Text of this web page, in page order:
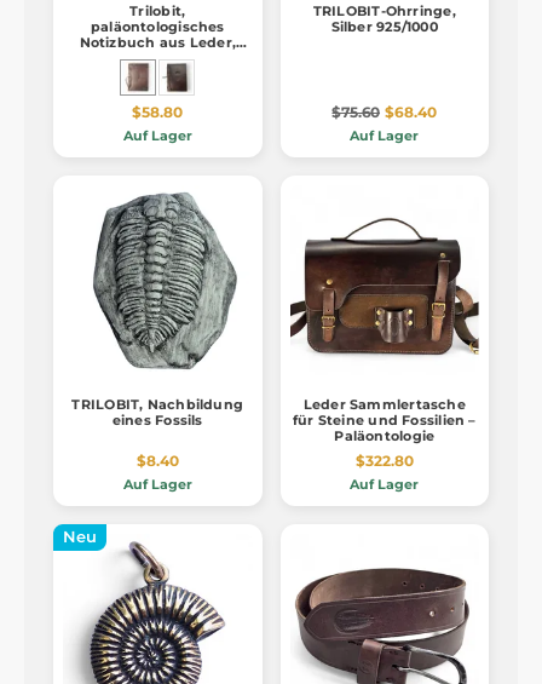
Trilobit,
paläontologisches
Notizbuch aus Leder,
unliniert
$58.80
Auf Lager
TRILOBIT-Ohrringe,
Silber 925/1000
$75.60 $68.40
Auf Lager
TRILOBIT, Nachbildung
eines Fossils
$8.40
Auf Lager
Leder Sammlertasche
für Steine und Fossilien –
Paläontologie
$322.80
Auf Lager
Neu